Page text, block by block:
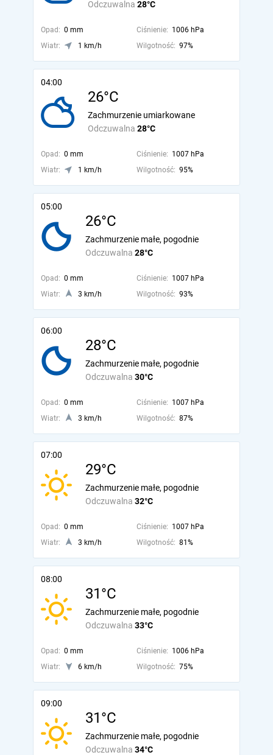
Odczuwalna 28°C
Opad: 0 mm Ciśnienie: 1006 hPa
Wiatr:
1 km/h Wilgotność: 97%
04:00
26°C
Odczuwalna 28°C
Zachmurzenie umiarkowane
Opad: 0 mm Ciśnienie: 1007 hPa
Wiatr:
1 km/h Wilgotność: 95%
05:00
26°C
Odczuwalna 28°C
Zachmurzenie małe, pogodnie
Opad: 0 mm Ciśnienie: 1007 hPa
Wiatr:
3 km/h Wilgotność: 93%
06:00
28°C
Odczuwalna 30°C
Zachmurzenie małe, pogodnie
Opad: 0 mm Ciśnienie: 1007 hPa
Wiatr:
3 km/h Wilgotność: 87%
07:00
29°C
Odczuwalna 32°C
Zachmurzenie małe, pogodnie
Opad: 0 mm Ciśnienie: 1007 hPa
Wiatr:
3 km/h Wilgotność: 81%
08:00
31°C
Odczuwalna 33°C
Zachmurzenie małe, pogodnie
Opad: 0 mm Ciśnienie: 1006 hPa
Wiatr:
6 km/h Wilgotność: 75%
09:00
31°C
Odczuwalna 34°C
Zachmurzenie małe, pogodnie